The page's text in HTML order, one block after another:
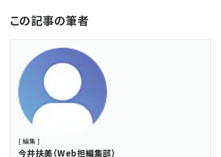
この記事の筆者
[ 編集 ]
今井扶美（Web担編集部）